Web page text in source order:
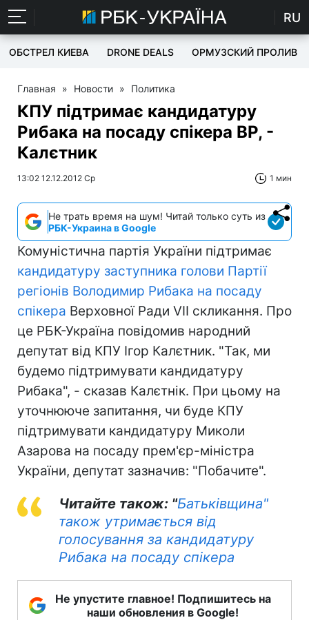
RU
ОБСТРЕЛ КИЕВА DRONE DEALS ОРМУЗСКИЙ ПРОЛИВ
Главная » Новости » Политика
КПУ підтримає кандидатуру
Рибака на посаду спікера ВР, -
Калєтник
13:02 12.12.2012 Ср 1 мин
Не трать время на шум! Читай только суть из
РБК-Украина в Google
Комуністична партія України підтримає
кандидатуру заступника голови Партії
регіонів Володимир Рибака на посаду
спікера Верховної Ради VII скликання. Про
це РБК-Україна повідомив народний
депутат від КПУ Ігор Калєтник. "Так, ми
будемо підтримувати кандидатуру
Рибака", - сказав Калєтнік. При цьому на
уточнююче запитання, чи буде КПУ
підтримувати кандидатуру Миколи
Азарова на посаду прем'єр-міністра
України, депутат зазначив: "Побачите".
Читайте також: "Батьківщина"
також утримається від
голосування за кандидатуру
Рибака на посаду спікера
Не упустите главное! Подпишитесь на
наши обновления в Google!